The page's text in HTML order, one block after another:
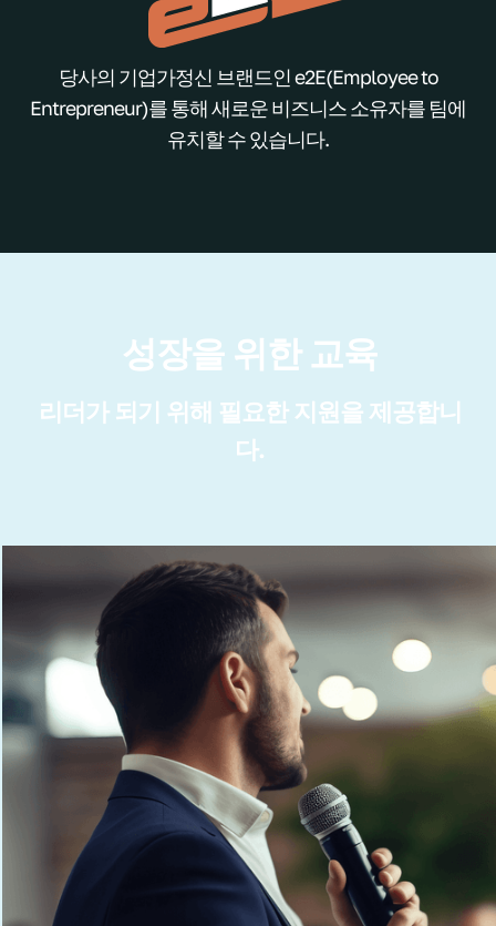
당사의 기업가정신 브랜드인 e2E(Employee to
Entrepreneur)를 통해 새로운 비즈니스 소유자를 팀에
유치할 수 있습니다.
성장을 위한 교육
리더가 되기 위해 필요한 지원을 제공합니
다.